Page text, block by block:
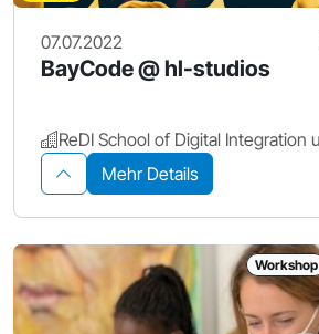
07.07.2022
BayCode @ hl-studios
Mehr Details
Workshop